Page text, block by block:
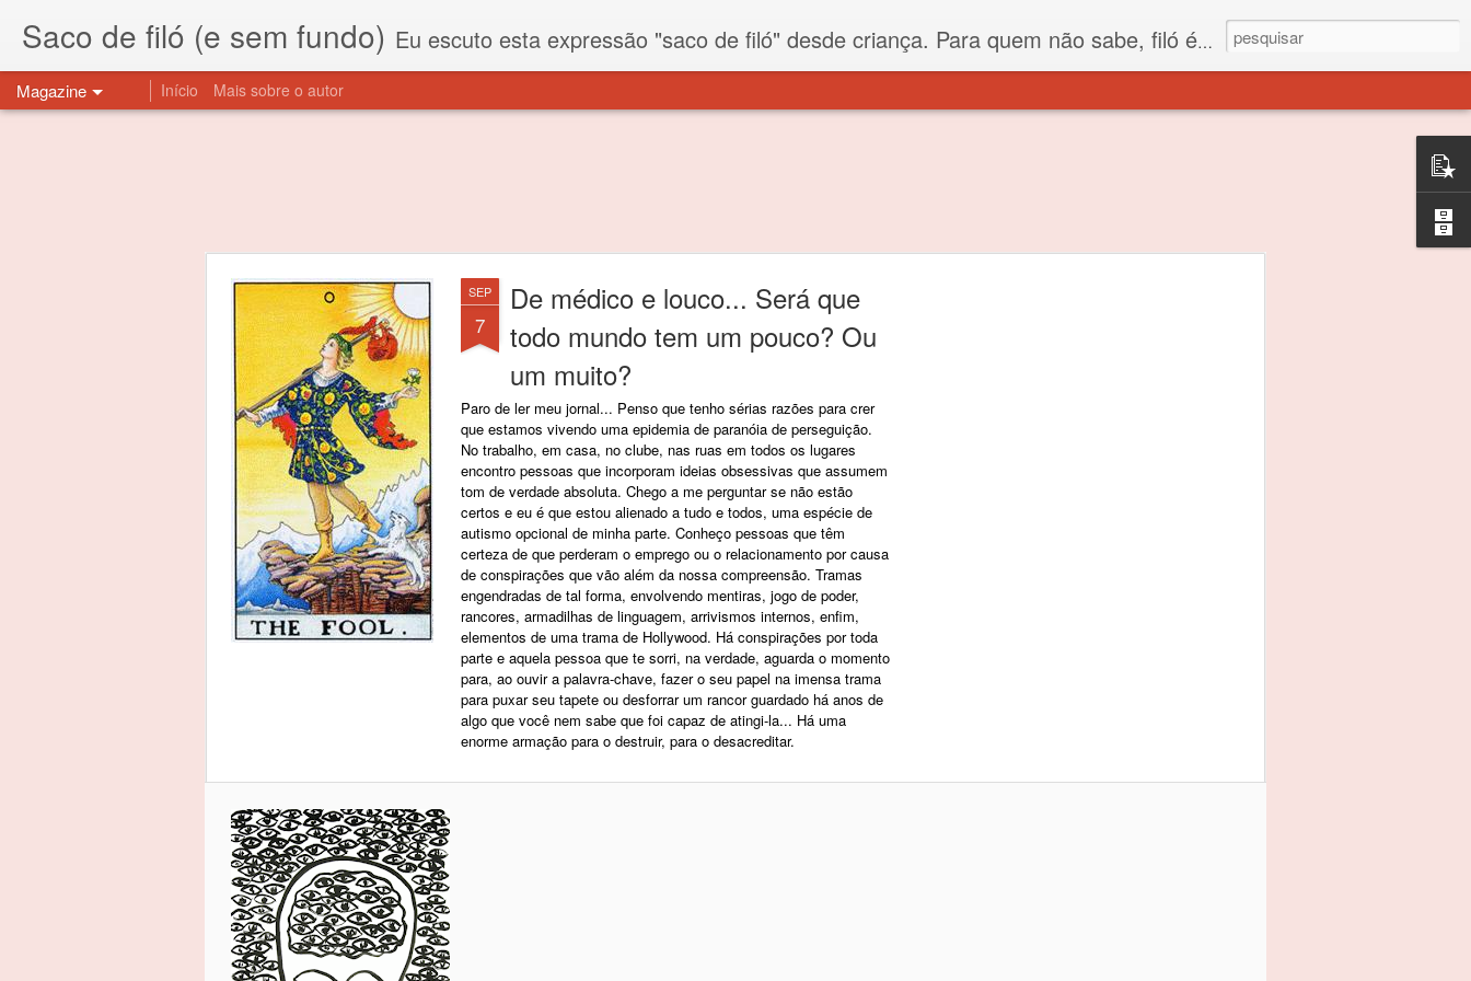
Saco de filó (e sem fundo) Eu escuto esta expressão "saco de filó" desde criança. Para quem não sabe, filó é um tecido todo furadinho e permite que um saco feito com ele, mesmo que muito exposto ao ar soprado para dentro, nunca vai se encher. Aí está o propósito deste nome... Para viver em sociedade tem que ter saco de filó.
Magazine Início Mais sobre o autor
SEP
7
De médico e louco... Será que
todo mundo tem um pouco? Ou
um muito?
Paro de ler meu jornal... Penso que tenho sérias razões para crer
que estamos vivendo uma epidemia de paranóia de perseguição.
No trabalho, em casa, no clube, nas ruas em todos os lugares
encontro pessoas que incorporam ideias obsessivas que assumem
tom de verdade absoluta. Chego a me perguntar se não estão
certos e eu é que estou alienado a tudo e todos, uma espécie de
autismo opcional de minha parte. Conheço pessoas que têm
certeza de que perderam o emprego ou o relacionamento por causa
de conspirações que vão além da nossa compreensão. Tramas
engendradas de tal forma, envolvendo mentiras, jogo de poder,
rancores, armadilhas de linguagem, arrivismos internos, enfim,
elementos de uma trama de Hollywood. Há conspirações por toda
parte e aquela pessoa que te sorri, na verdade, aguarda o momento
para, ao ouvir a palavra-chave, fazer o seu papel na imensa trama
para puxar seu tapete ou desforrar um rancor guardado há anos de
algo que você nem sabe que foi capaz de atingi-la... Há uma
enorme armação para o destruir, para o desacreditar.